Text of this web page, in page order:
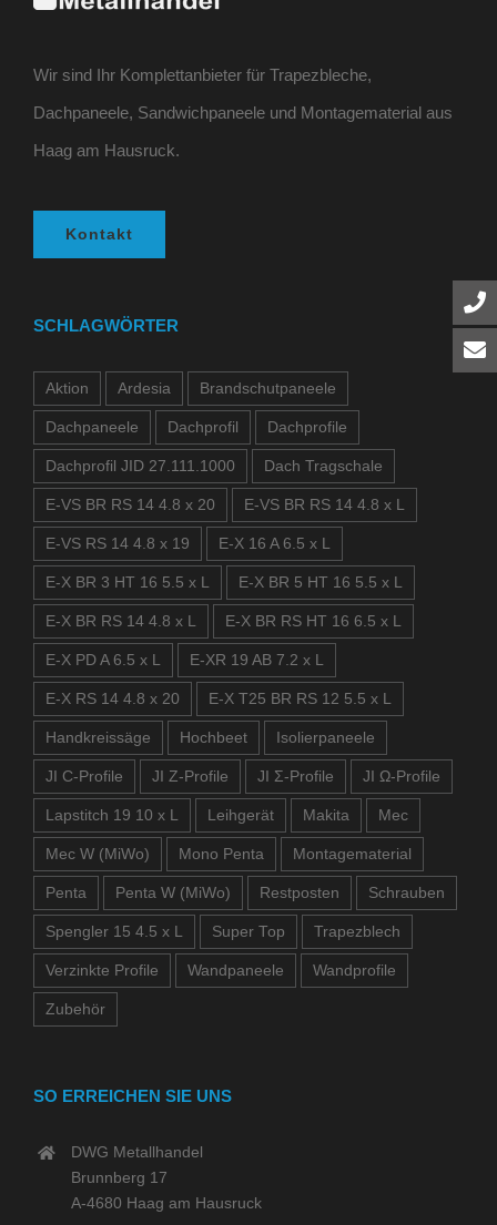
Wir sind Ihr Komplettanbieter für Trapezbleche,
Dachpaneele, Sandwichpaneele und Montagematerial aus
Haag am Hausruck.
Kontakt
SCHLAGWÖRTER
Aktion Ardesia Brandschutpaneele
Dachpaneele Dachprofil Dachprofile
Dachprofil JID 27.111.1000 Dach Tragschale
E-VS BR RS 14 4.8 x 20 E-VS BR RS 14 4.8 x L
E-VS RS 14 4.8 x 19 E-X 16 A 6.5 x L
E-X BR 3 HT 16 5.5 x L E-X BR 5 HT 16 5.5 x L
E-X BR RS 14 4.8 x L E-X BR RS HT 16 6.5 x L
E-X PD A 6.5 x L E-XR 19 AB 7.2 x L
E-X RS 14 4.8 x 20 E-X T25 BR RS 12 5.5 x L
Handkreissäge Hochbeet Isolierpaneele
JI C-Profile JI Z-Profile JI Σ-Profile JI Ω-Profile
Lapstitch 19 10 x L Leihgerät Makita Mec
Mec W (MiWo) Mono Penta Montagematerial
Penta Penta W (MiWo) Restposten Schrauben
Spengler 15 4.5 x L Super Top Trapezblech
Verzinkte Profile Wandpaneele Wandprofile
Zubehör
SO ERREICHEN SIE UNS
DWG Metallhandel
Brunnberg 17
A-4680 Haag am Hausruck